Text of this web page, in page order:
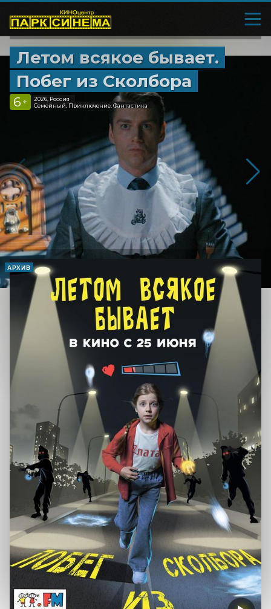
Летом всякое бывает.
Побег из Сколбора
6 +
2026, Россия
Семейный, Приключение, Фантастика
АРХИВ